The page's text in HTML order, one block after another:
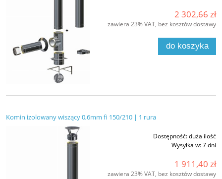
2 302,66 zł
zawiera 23% VAT, bez kosztów dostawy
do koszyka
Komin izolowany wiszący 0,6mm fi 150/210 | 1 rura
Dostępność:duża ilość
Wysyłka w:7 dni
1 911,40 zł
zawiera 23% VAT, bez kosztów dostawy